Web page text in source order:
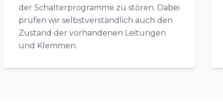
der Schalterprogramme zu stören. Dabei
prüfen wir selbstverständlich auch den
Zustand der vorhandenen Leitungen
und Klemmen.